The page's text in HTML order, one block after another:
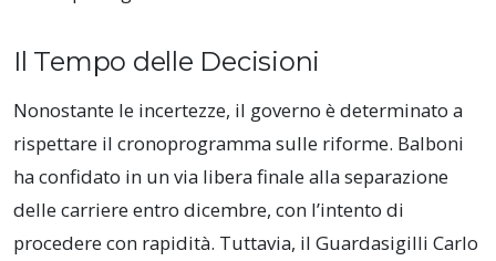
Il Tempo delle Decisioni
Nonostante le incertezze, il governo è determinato a
rispettare il cronoprogramma sulle riforme. Balboni
ha confidato in un via libera finale alla separazione
delle carriere entro dicembre, con l’intento di
procedere con rapidità. Tuttavia, il Guardasigilli Carlo